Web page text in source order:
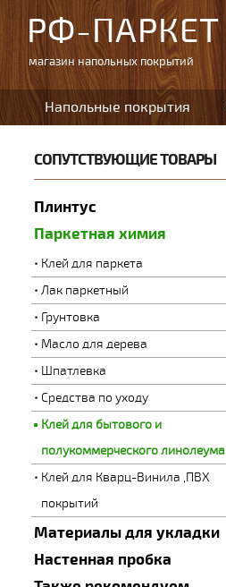
РФ-ПАРКЕТ
магазин напольных покрытий
Напольные покрытия
СОПУТСТВУЮЩИЕ ТОВАРЫ
Плинтус
Паркетная химия
Клей для паркета
Лак паркетный
Грунтовка
Масло для дерева
Шпатлевка
Средства по уходу
Клей для бытового и
полукоммерческого линолеума
Клей для Кварц-Винила ,ПВХ
покрытий
Материалы для укладки
Настенная пробка